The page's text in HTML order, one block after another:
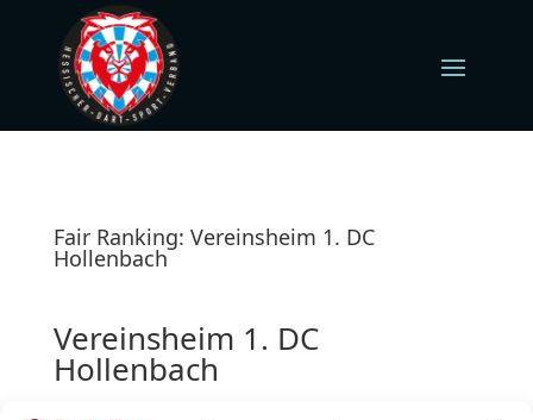
Fair Ranking: Vereinsheim 1. DC
Hollenbach
Vereinsheim 1. DC
Hollenbach